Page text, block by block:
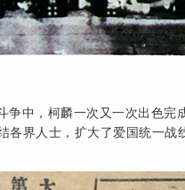
争中，柯麟一次又一次出色
界人士，扩大了爱国统一战